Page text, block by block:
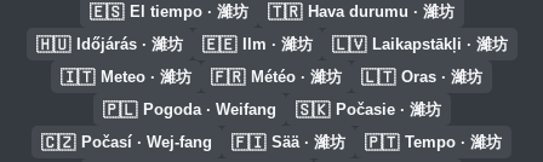
🇪🇸 El tiempo · 濰坊 🇹🇷 Hava durumu · 濰坊
🇭🇺 Időjárás · 濰坊 🇪🇪 Ilm · 濰坊 🇱🇻 Laikapstākļi · 濰坊
🇮🇹 Meteo · 濰坊 🇫🇷 Météo · 濰坊 🇱🇹 Oras · 濰坊
🇵🇱 Pogoda · Weifang 🇸🇰 Počasie · 濰坊
🇨🇿 Počasí · Wej-fang 🇫🇮 Sää · 濰坊 🇵🇹 Tempo · 濰坊